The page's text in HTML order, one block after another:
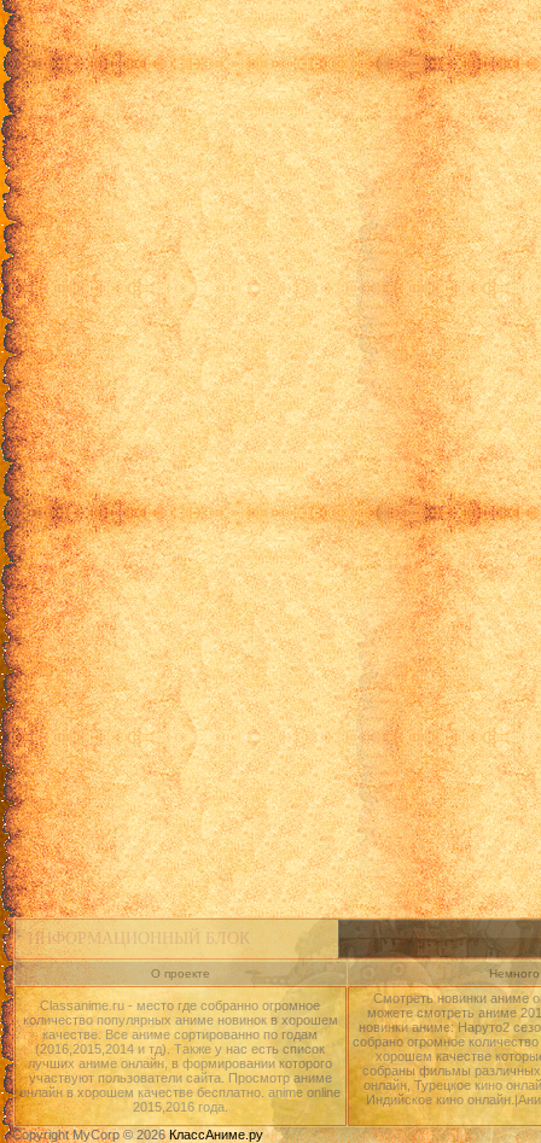
ИНФОРМАЦИОННЫЙ БЛОК
О проекте
Classanime.ru - место где собранно огромное
количество популярных аниме новинок в хорошем
качестве. Все аниме сортированно по годам
(2016,2015,2014 и тд). Также у нас есть список
лучших аниме онлайн, в формировании которого
участвуют пользователи сайта. Просмотр аниме
онлайн в хорошем качестве бесплатно. anime online
2015,2016 года.
Смотреть новинки аниме
можете смотреть аниме
новинки аниме: Наруто2
собрано огромное
хорошем качестве
собраны фильмы различных
онлайн, Турецкое кино
Индийское кино
Copyright MyCorp © 2026КлассАниме.ру